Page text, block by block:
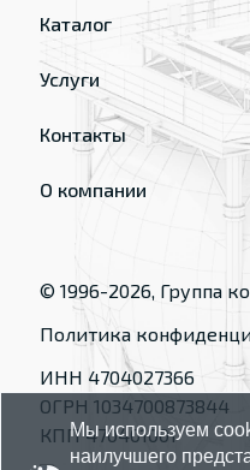
Каталог
Услуги
Контакты
О компании
© 1996-2026, Группа
Политика
ИНН 4704027366
ОГРН 1034700873844
КПП 470401001
Мы используем
наилучшего